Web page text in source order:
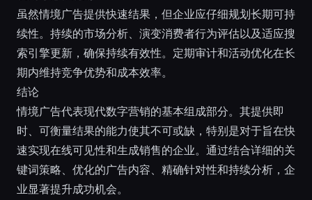
虽然情境广告提供快速结果，但企业应仔细规划长期可持
续性。持续的市场分析、演变消费者行为评估以及适应搜
索引擎更新，确保持续有效性。定期审计和活动优化在长
期内维持竞争优势和成本效率。
结论
情境广告代表现代数字营销的基本组成部分。其提供即
时、可衡量结果的能力使其不可或缺，特别是对于旨在快
速实现在线可见性和生成销售的企业。通过结合详细的关
键词策略、优化的广告内容、精确针对性和持续分析，企
业显著提升成功机会。